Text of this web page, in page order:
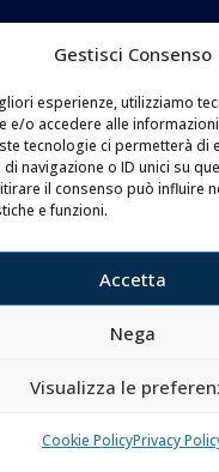
Gestisci Consenso
esperienze, utilizziamo
e/o accedere alle
tecnologie ci permetterà di
navigazione o ID unici su
il consenso può influire
e funzioni.
Accetta
Nega
Visualizza le
Cookie PolicyPrivacy
di Leonardo e Silvia
Lanza, 70 –
e WhatsApp:055
FOLLOW
Reserved.